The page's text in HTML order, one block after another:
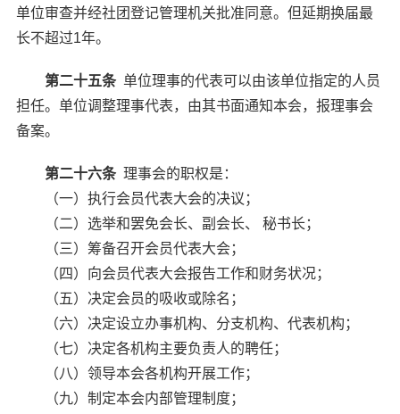
单位审查并经社团登记管理机关批准同意。但延期换届最
长不超过1年。
第二十五条单位理事的代表可以由该单位指定的人员
担任。单位调整理事代表，由其书面通知本会，报理事会
备案。
第二十六条理事会的职权是：
（一）执行会员代表大会的决议；
（二）选举和罢免会长、副会长、 秘书长；
（三）筹备召开会员代表大会；
（四）向会员代表大会报告工作和财务状况；
（五）决定会员的吸收或除名；
（六）决定设立办事机构、分支机构、代表机构；
（七）决定各机构主要负责人的聘任；
（八）领导本会各机构开展工作；
（九）制定本会内部管理制度；